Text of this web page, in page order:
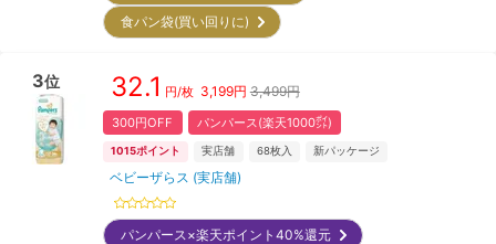
食パン袋(買い回りに)
3位 32.1 円/枚 3,199円 3,499円
300円OFF パンパース(楽天1000㌽)
1015ポイント 実店舗 68枚入 新パッケージ
ベビーザらス (実店舗)
パンパース×楽天ポイント40%還元